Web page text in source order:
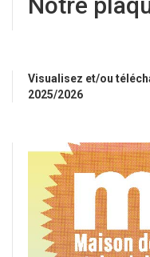
Visualisez et/ou
2025/2026